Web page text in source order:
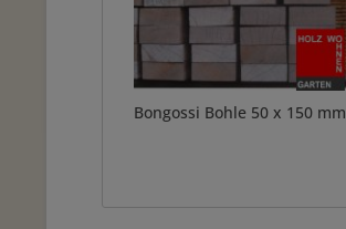
Bongossi Bohle 50 x 150 mm